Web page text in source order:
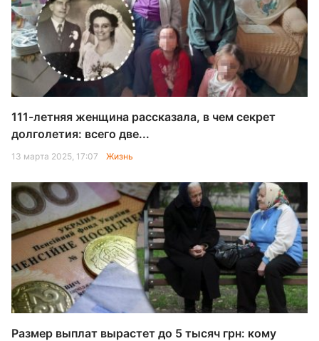
111-летняя женщина рассказала, в чем секрет
долголетия: всего две...
13 марта 2025, 17:07 Жизнь
Размер выплат вырастет до 5 тысяч грн: кому